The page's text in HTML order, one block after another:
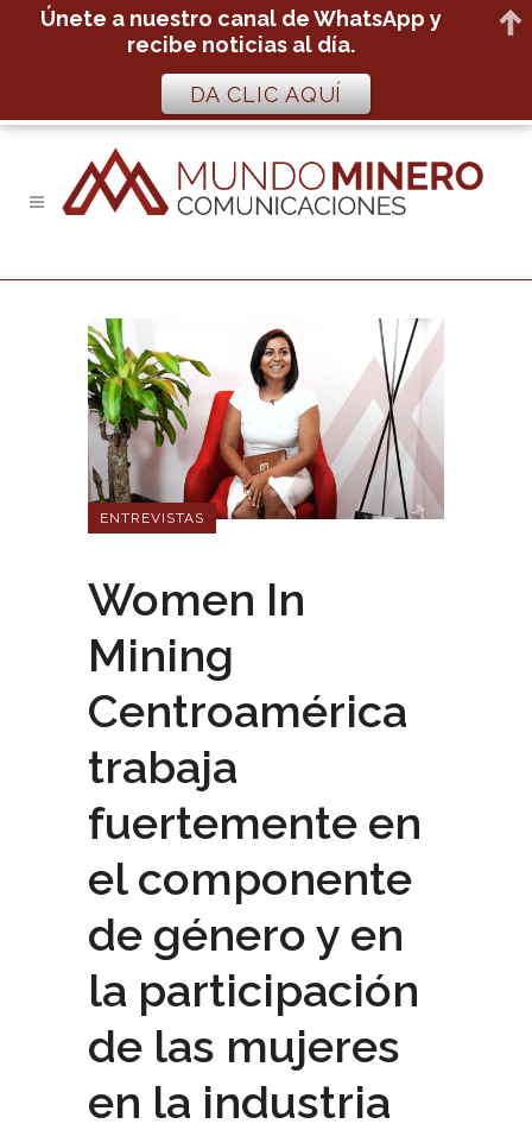
ENTREVISTAS
Women In
Mining
Centroamérica
trabaja
fuertemente en
el componente
de género y en
la participación
de las mujeres
en la industria
Únete a nuestro canal de WhatsApp y
recibe noticias al día.
DA CLIC AQUÍ